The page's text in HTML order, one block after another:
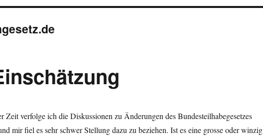
Zeit verfolge ich die Diskussionen zu Änderungen des Bundesteilhabegesetzes
mir fiel es sehr schwer Stellung dazu zu beziehen. Ist es eine grosse oder winzig